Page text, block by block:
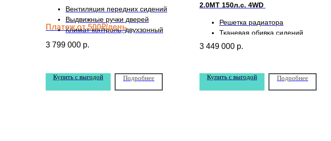
Вентиляция передних сидений
Выдвижные ручки дверей
Климат-контроль, двухзонный
Платеж от 500₽/день
3 799 000 р.
Купить с выгодой Подробнее
2.0МТ 150л.с. 4WD
Решетка радиатора
Тканевая обивка сидений
Камера заднего вида с разметкой
3 449 000 р.
Купить с выгодой Подробнее